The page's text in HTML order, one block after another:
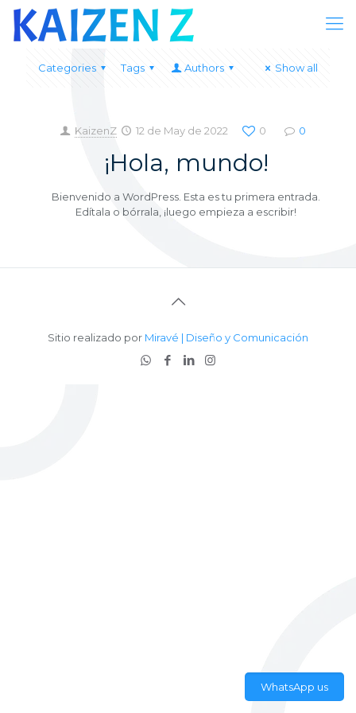
Categories Tags Authors Show all
KaizenZ 12 de May de 2022 0 0
¡Hola, mundo!
Bienvenido a WordPress. Esta es tu primera entrada.
Edítala o bórrala, ¡luego empieza a escribir!
Sitio realizado por Miravé | Diseño y Comunicación
WhatsApp us